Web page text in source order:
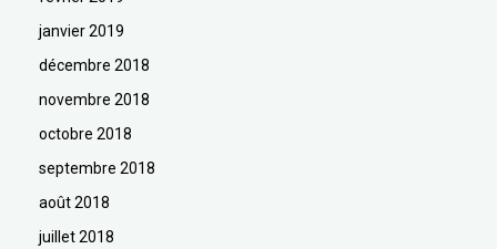
janvier 2019
décembre 2018
novembre 2018
octobre 2018
septembre 2018
août 2018
juillet 2018